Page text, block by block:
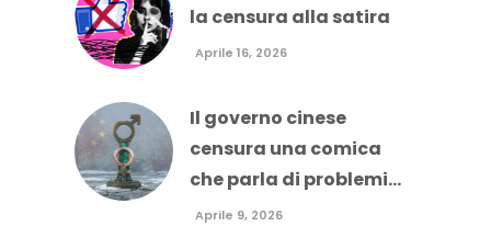
la censura alla satira
Aprile 16, 2026
Il governo cinese
censura una comica
che parla di problemi...
Aprile 9, 2026